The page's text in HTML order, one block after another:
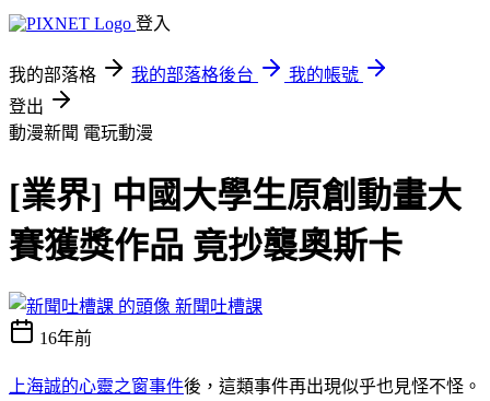
登入
我的部落格 我的部落格後台
我的帳號
登出
動漫新聞 電玩動漫
[業界] 中國大學生原創動畫大
賽獲獎作品 竟抄襲奧斯卡
新聞吐槽課
16年前
上海誠的心靈之窗事件後，這類事件再出現似乎也見怪不怪。